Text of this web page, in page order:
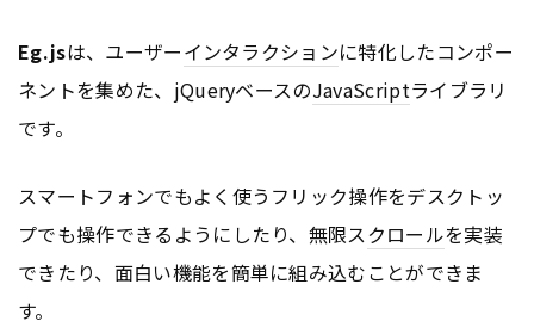
Eg.jsは、ユーザーインタラクションに特化したコンポー
ネントを集めた、jQueryベースのJavaScriptライブラリ
です。
スマートフォンでもよく使うフリック操作をデスクトッ
プでも操作できるようにしたり、無限スクロールを実装
できたり、面白い機能を簡単に組み込むことができま
す。